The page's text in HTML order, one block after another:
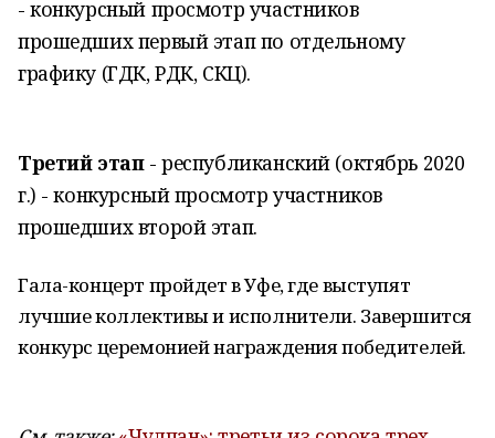
- конкурсный просмотр участников
прошедших первый этап по отдельному
графику (ГДК, РДК, СКЦ).
Третий этап - республиканский (октябрь 2020
г.) - конкурсный просмотр участников
прошедших второй этап.
Гала-концерт пройдет в Уфе, где выступят
лучшие коллективы и исполнители. Завершится
конкурс церемонией награждения победителей.